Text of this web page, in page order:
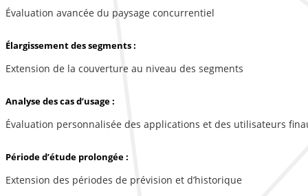
Évaluation avancée du paysage concurrentiel
Élargissement des segments :
Extension de la couverture au niveau des segments
Analyse des cas d’usage :
Évaluation personnalisée des applications et des utilisateurs
Période d’étude prolongée :
Extension des périodes de prévision et d’historique